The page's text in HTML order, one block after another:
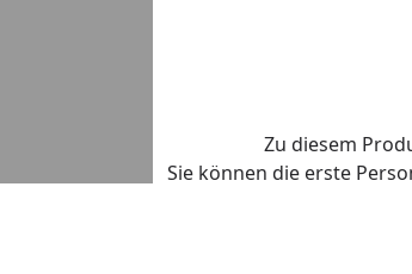
Zu diesem
Sie können die erste